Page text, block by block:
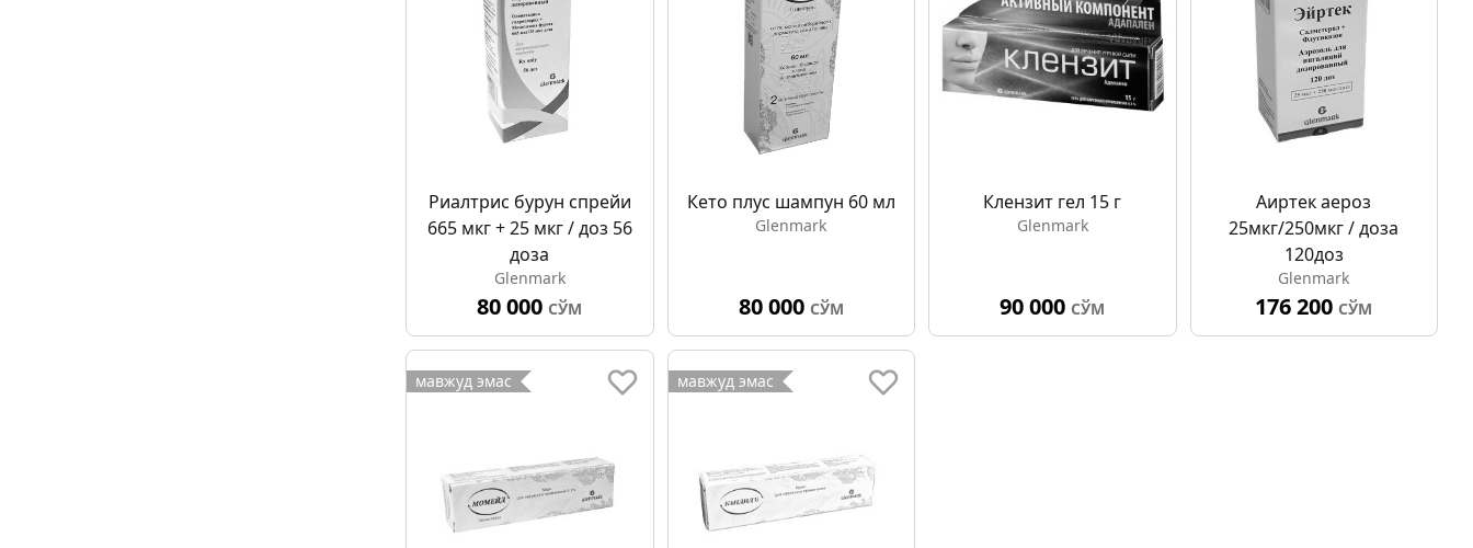
Риалтрис бурун спрейи
665 мкг + 25 мкг / доз 56
доза
Glenmark
80 000 СЎМ
Кето плус шампун 60 мл
Glenmark
80 000 СЎМ
Клензит гел 15 г
Glenmark
90 000 СЎМ
Аиртек аероз
25мкг/250мкг / доза
120доз
Glenmark
176 200 СЎМ
мавжуд эмас мавжуд эмас